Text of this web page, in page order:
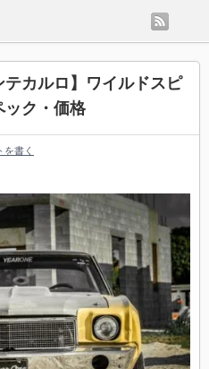
テカルロ】ワイルドスピ
ック・価格
を書く